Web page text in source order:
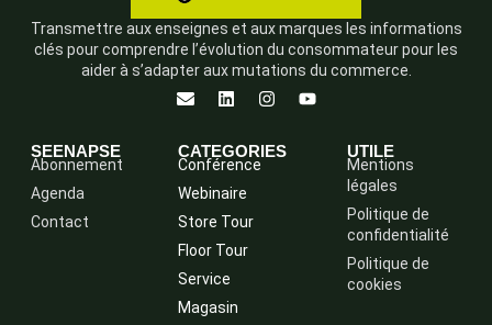
Transmettre aux enseignes et aux marques les informations
clés pour comprendre l’évolution du consommateur pour les
aider à s’adapter aux mutations du commerce.
SEENAPSE
Abonnement
Agenda
Contact
CATEGORIES
Conférence
Webinaire
Store Tour
Floor Tour
Service
Magasin
UTILE
Mentions
légales
Politique de
confidentialité
Politique de
cookies